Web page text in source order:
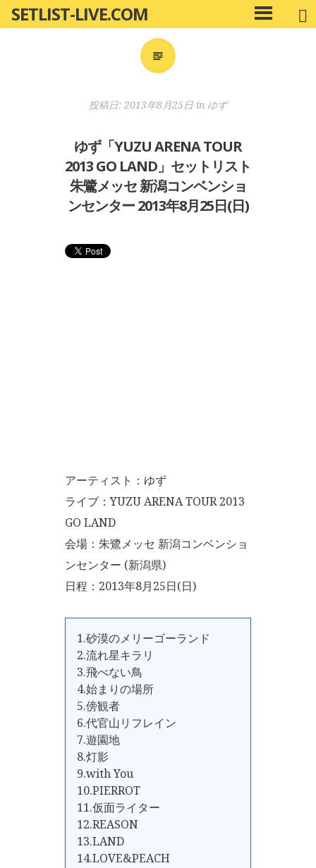
ン
SETLIST-LIVE.COM
メ
イ
投稿日: 2013年8月25日 in ゆず
ゆず「YUZU ARENA TOUR
2013 GO LAND」セットリスト
朱鷺メッセ 新潟コンベンショ
ンセンター 2013年8月25日(日)
アーティスト：ゆず
ライブ：YUZU ARENA TOUR 2013
GO LAND
会場：朱鷺メッセ 新潟コンベンショ
ンセンター (新潟県)
日程：2013年8月25日(日)
1.砂漠のメリーゴーランド
2.流れ星キラリ
3.飛べない鳥
4.始まりの場所
5.傍観者
6.代官山リフレイン
7.遊園地
8.灯影
9.with You
10.PIERROT
11.仮面ライター
12.REASON
13.LAND
14.LOVE&PEACH